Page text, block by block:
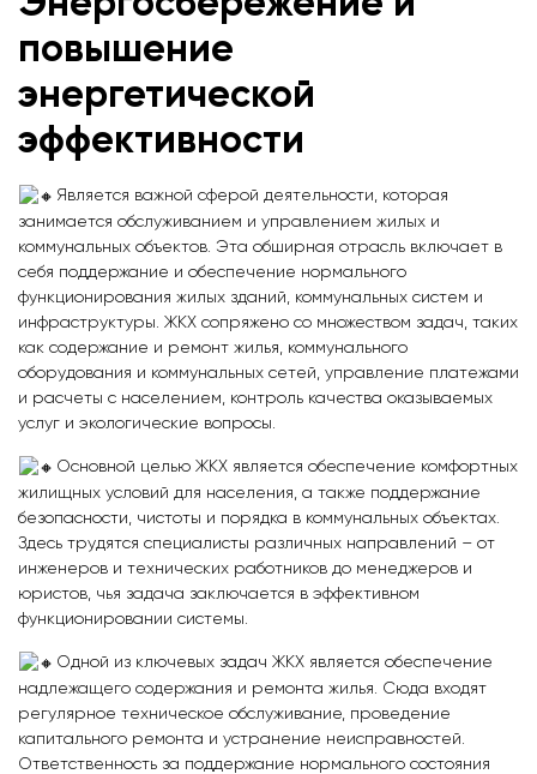
повышение
энергетической
эффективности
Является важной сферой деятельности, которая
занимается обслуживанием и управлением жилых и
коммунальных объектов. Эта обширная отрасль включает в
себя поддержание и обеспечение нормального
функционирования жилых зданий, коммунальных систем и
инфраструктуры. ЖКХ сопряжено со множеством задач, таких
как содержание и ремонт жилья, коммунального
оборудования и коммунальных сетей, управление платежами
и расчеты с населением, контроль качества оказываемых
услуг и экологические вопросы.
Основной целью ЖКХ является обеспечение комфортных
жилищных условий для населения, а также поддержание
безопасности, чистоты и порядка в коммунальных объектах.
Здесь трудятся специалисты различных направлений – от
инженеров и технических работников до менеджеров и
юристов, чья задача заключается в эффективном
функционировании системы.
Одной из ключевых задач ЖКХ является обеспечение
надлежащего содержания и ремонта жилья. Сюда входят
регулярное техническое обслуживание, проведение
капитального ремонта и устранение неисправностей.
Ответственность за поддержание нормального состояния